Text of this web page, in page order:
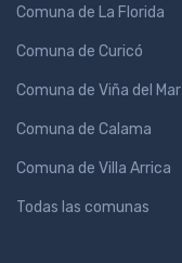
Comuna de La Florida
Comuna de Curicó
Comuna de Viña del Mar
Comuna de Calama
Comuna de Villa Arrica
Todas las comunas